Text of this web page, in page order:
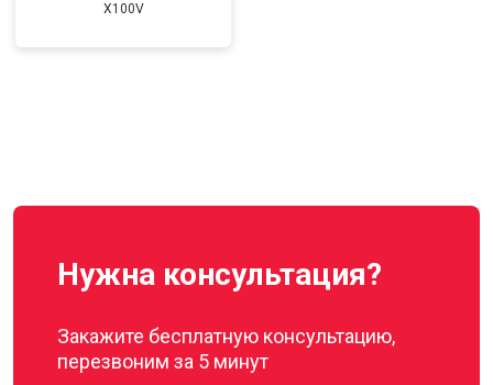
X100V
Нужна консультация?
Закажите бесплатную консультацию,
перезвоним за 5 минут